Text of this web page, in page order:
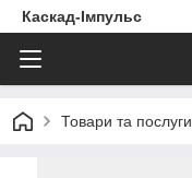
Каскад-Імпульс
Товари та послуги